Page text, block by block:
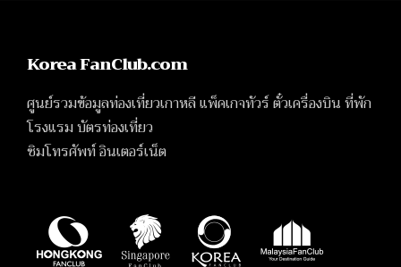
Korea FanClub.com
ศูนย์รวมข้อมูลท่องเที่ยวเกาหลี แพ็คเกจทัวร์ ตั๋วเครื่องบิน ที่พัก
โรงแรม บัตรท่องเที่ยว
ซิมโทรศัพท์ อินเตอร์เน็ต